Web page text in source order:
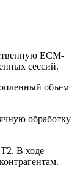
ЕСМ-
сессий.
объем
обработку
В ходе